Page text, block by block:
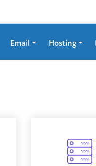
Email Hosting